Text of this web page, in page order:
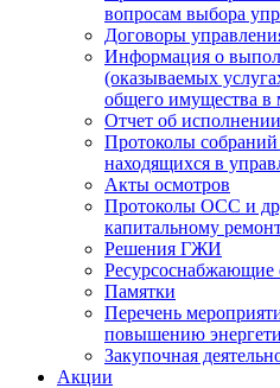
вопросам выбора
Договоры
Информация о
(оказываемых
общего имущества в
Отчет об
Протоколы
находящихся в
Акты осмотров
Протоколы ОСС и
капитальному
Решения ГЖИ
Ресурсоснабжающие
Памятки
Перечень
повышению
Закупочная
Акции